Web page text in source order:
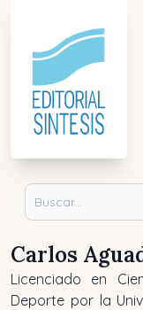
Carlos
Licenciado en
Deporte por la